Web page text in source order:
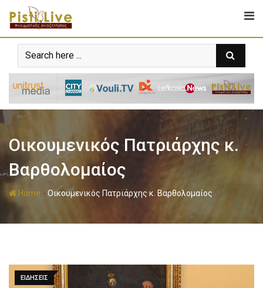
Οικουμενικός Πατριάρχης κ.
Βαρθολομαίος
Home -Οικουμενικός Πατριάρχης κ. Βαρθολομαίος
ΕΙΔΗΣΕΙΣ